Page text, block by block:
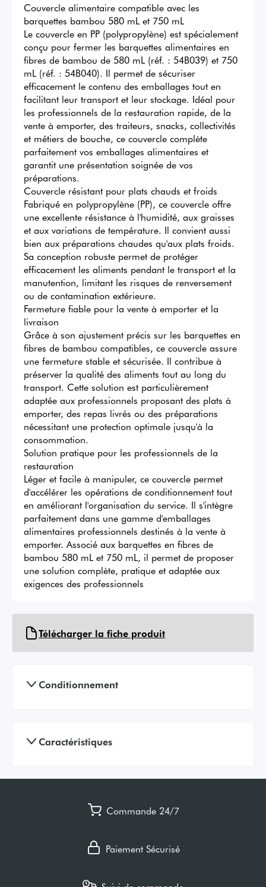
Couvercle alimentaire compatible avec les
barquettes bambou 580 mL et 750 mL
Le couvercle en PP (polypropylène) est spécialement
conçu pour fermer les barquettes alimentaires en
fibres de bambou de 580 mL (réf. : 54B039) et 750
mL (réf. : 54B040). Il permet de sécuriser
efficacement le contenu des emballages tout en
facilitant leur transport et leur stockage. Idéal pour
les professionnels de la restauration rapide, de la
vente à emporter, des traiteurs, snacks, collectivités
et métiers de bouche, ce couvercle complète
parfaitement vos emballages alimentaires et
garantit une présentation soignée de vos
préparations.
Couvercle résistant pour plats chauds et froids
Fabriqué en polypropylène (PP), ce couvercle offre
une excellente résistance à l'humidité, aux graisses
et aux variations de température. Il convient aussi
bien aux préparations chaudes qu'aux plats froids.
Sa conception robuste permet de protéger
efficacement les aliments pendant le transport et la
manutention, limitant les risques de renversement
ou de contamination extérieure.
Fermeture fiable pour la vente à emporter et la
livraison
Grâce à son ajustement précis sur les barquettes en
fibres de bambou compatibles, ce couvercle assure
une fermeture stable et sécurisée. Il contribue à
préserver la qualité des aliments tout au long du
transport. Cette solution est particulièrement
adaptée aux professionnels proposant des plats à
emporter, des repas livrés ou des préparations
nécessitant une protection optimale jusqu'à la
consommation.
Solution pratique pour les professionnels de la
restauration
Léger et facile à manipuler, ce couvercle permet
d'accélérer les opérations de conditionnement tout
en améliorant l'organisation du service. Il s'intègre
parfaitement dans une gamme d'emballages
alimentaires professionnels destinés à la vente à
emporter. Associé aux barquettes en fibres de
bambou 580 mL et 750 mL, il permet de proposer
une solution complète, pratique et adaptée aux
exigences des professionnels
Télécharger la fiche produit
Conditionnement
Caractéristiques
Commande 24/7
Paiement Sécurisé